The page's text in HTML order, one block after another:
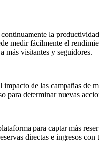
la
medir fácilmente el
más visitantes y seguidores.
de las campañas de
para determinar nuevas
para captar más
directas e ingresos